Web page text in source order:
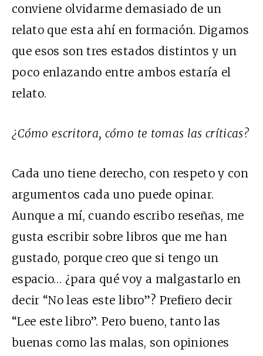
conviene olvidarme demasiado de un
relato que esta ahí en formación. Digamos
que esos son tres estados distintos y un
poco enlazando entre ambos estaría el
relato.
¿Cómo escritora, cómo te tomas las críticas?
Cada uno tiene derecho, con respeto y con
argumentos cada uno puede opinar.
Aunque a mí, cuando escribo reseñas, me
gusta escribir sobre libros que me han
gustado, porque creo que si tengo un
espacio… ¿para qué voy a malgastarlo en
decir “No leas este libro”? Prefiero decir
“Lee este libro”. Pero bueno, tanto las
buenas como las malas, son opiniones